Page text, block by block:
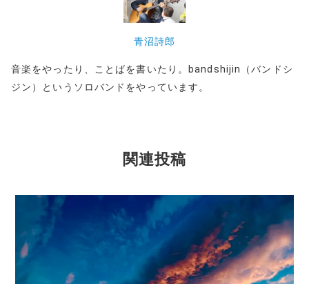
青沼詩郎
音楽をやったり、ことばを書いたり。bandshijin（バンドシ
ジン）というソロバンドをやっています。
関連投稿